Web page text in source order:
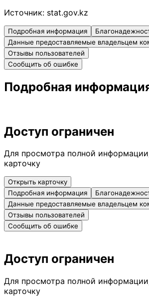
Источник: stat.gov.kz
Подробная информация
Данные предоставляемые владельцем
Отзывы пользователей
Сообщить об ошибке
Подробная
Доступ ограничен
Для просмотра полной
карточку
Открыть карточку
Подробная информация
Данные предоставляемые владельцем
Отзывы пользователей
Сообщить об ошибке
Доступ ограничен
Для просмотра полной
карточку